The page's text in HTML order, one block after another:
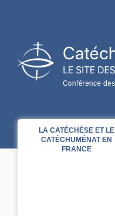
LA CATÉCHÈSE ET LE
CATÉCHUMÉNAT EN
FRANCE